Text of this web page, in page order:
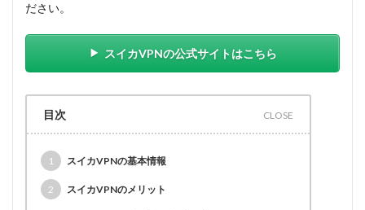
ださい。
スイカVPNの公式サイトはこちら
目次
1 スイカVPNの基本情報
2 スイカVPNのメリット